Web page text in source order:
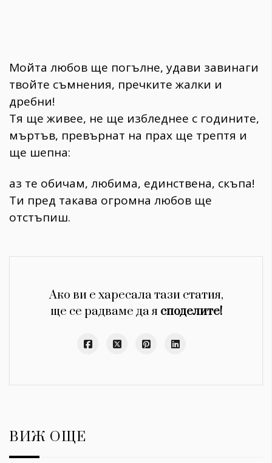
Мойта любов ще погълне, удави завинаги
твойте съмнения, пречките жалки и
дребни!
Тя ще живее, не ще избледнее с годините,
мъртъв, превърнат на прах ще трептя и
ще шепна:
аз те обичам, любима, единствена, скъпа!
Ти пред такава огромна любов ще
отстъпиш.
Ако ви е харесала тази статия,
ще се радваме да я споделите!
ВИЖ ОЩЕ